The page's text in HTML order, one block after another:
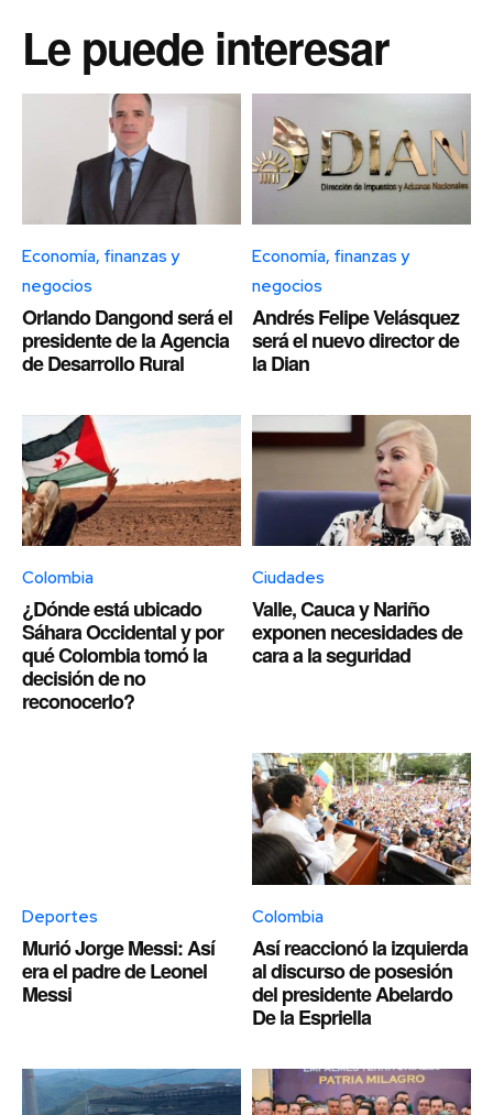
Le puede interesar
Economía, finanzas y
negocios
Orlando Dangond será el
presidente de la Agencia
de Desarrollo Rural
Economía, finanzas y
negocios
Andrés Felipe Velásquez
será el nuevo director de
la Dian
Colombia
¿Dónde está ubicado
Sáhara Occidental y por
qué Colombia tomó la
decisión de no
reconocerlo?
Ciudades
Valle, Cauca y Nariño
exponen necesidades de
cara a la seguridad
Deportes
Murió Jorge Messi: Así
era el padre de Leonel
Messi
Colombia
Así reaccionó la izquierda
al discurso de posesión
del presidente Abelardo
De la Espriella